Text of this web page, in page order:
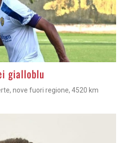
gialloblu
nove fuori regione, 4520 km